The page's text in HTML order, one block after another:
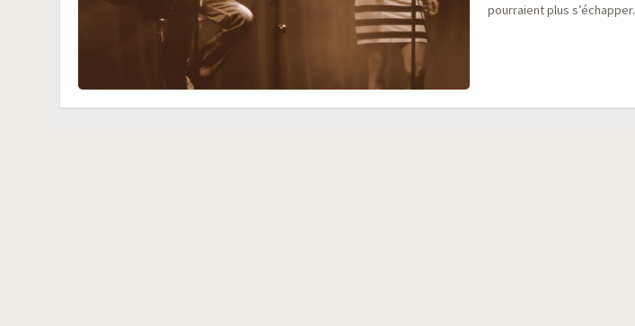
pour­raient plus s’échapper.